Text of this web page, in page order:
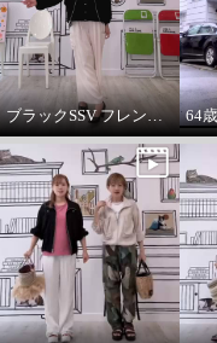
エムズ スタイル 配色ボー
シャーリングチュール切替
インプルオーバー
ブラック Ｓ
¥0
ブラックSSV フレンチシャツにブラックブルゾン so cool!